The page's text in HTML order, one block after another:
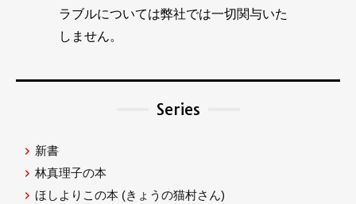
ラブルについては弊社では一切関与いた
しません。
Series
新書
林真理子の本
ほしよりこの本 (きょうの猫村さん)